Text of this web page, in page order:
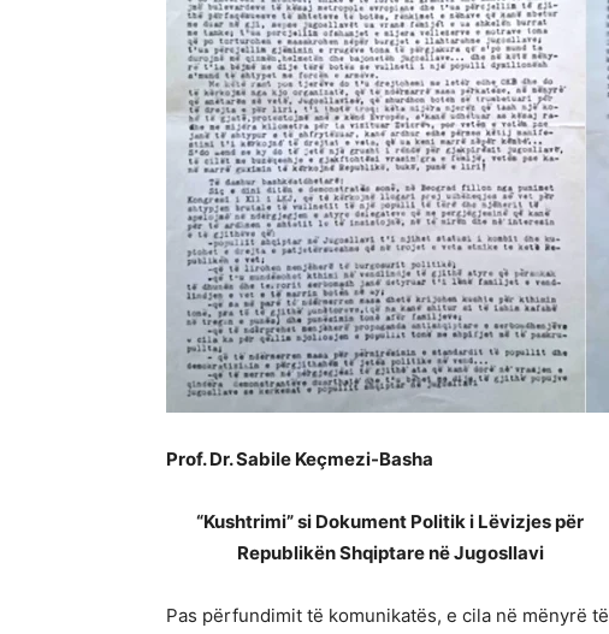
Prof. Dr. Sabile Keçmezi-Basha
“Kushtrimi” si Dokument Politik i Lëvizjes për
Republikën Shqiptare në Jugosllavi
Pas përfundimit të komunikatës, e cila në mënyrë të